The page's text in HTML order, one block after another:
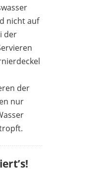
nicht auf
der
der
nur